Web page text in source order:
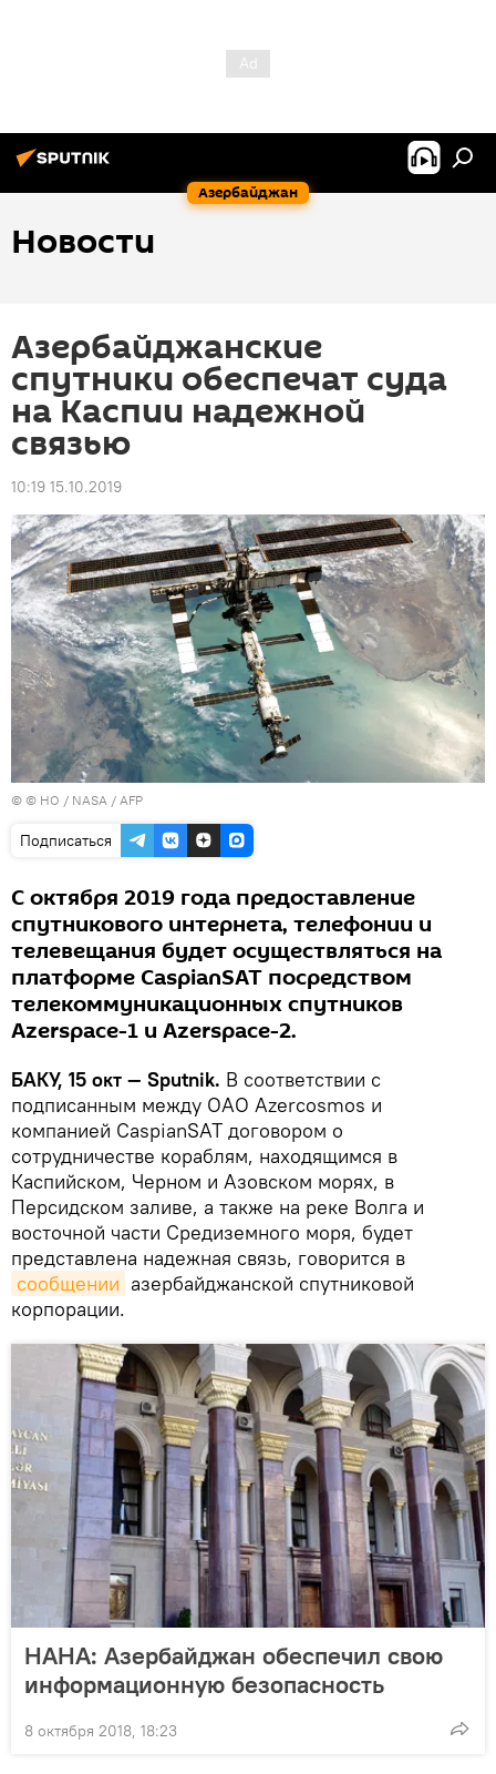
Азербайджан
Новости
Азербайджанские
спутники обеспечат суда
на Каспии надежной
связью
10:19 15.10.2019
© © HO / NASA / AFP
Подписаться
С октября 2019 года предоставление
спутникового интернета, телефонии и
телевещания будет осуществляться на
платформе CaspianSAT посредством
телекоммуникационных спутников
Azerspace-1 и Azerspace-2.
БАКУ, 15 окт — Sputnik. В соответствии с
подписанным между ОАО Azercosmos и
компанией CaspianSAT договором о
сотрудничестве кораблям, находящимся в
Каспийском, Черном и Азовском морях, в
Персидском заливе, а также на реке Волга и
восточной части Средиземного моря, будет
представлена надежная связь, говорится в
сообщении азербайджанской спутниковой
корпорации.
НАНА: Азербайджан обеспечил свою
информационную безопасность
8 октября 2018, 18:23